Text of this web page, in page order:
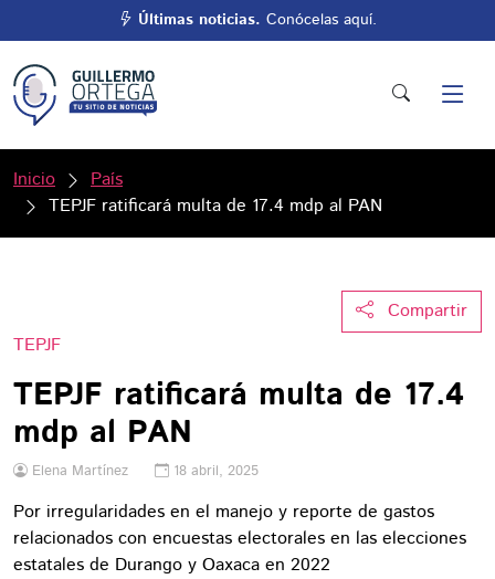
Últimas noticias. Conócelas aquí.
Inicio
País
TEPJF ratificará multa de 17.4 mdp al PAN
Compartir
TEPJF
TEPJF ratificará multa de 17.4
mdp al PAN
Elena Martínez 18 abril, 2025
Por irregularidades en el manejo y reporte de gastos
relacionados con encuestas electorales en las elecciones
estatales de Durango y Oaxaca en 2022